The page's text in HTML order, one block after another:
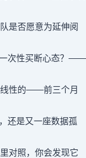
是否愿意为延伸阅
一次性买断心态？——
线性的——前三个月
还是又一座数据孤
对照，你会发现它